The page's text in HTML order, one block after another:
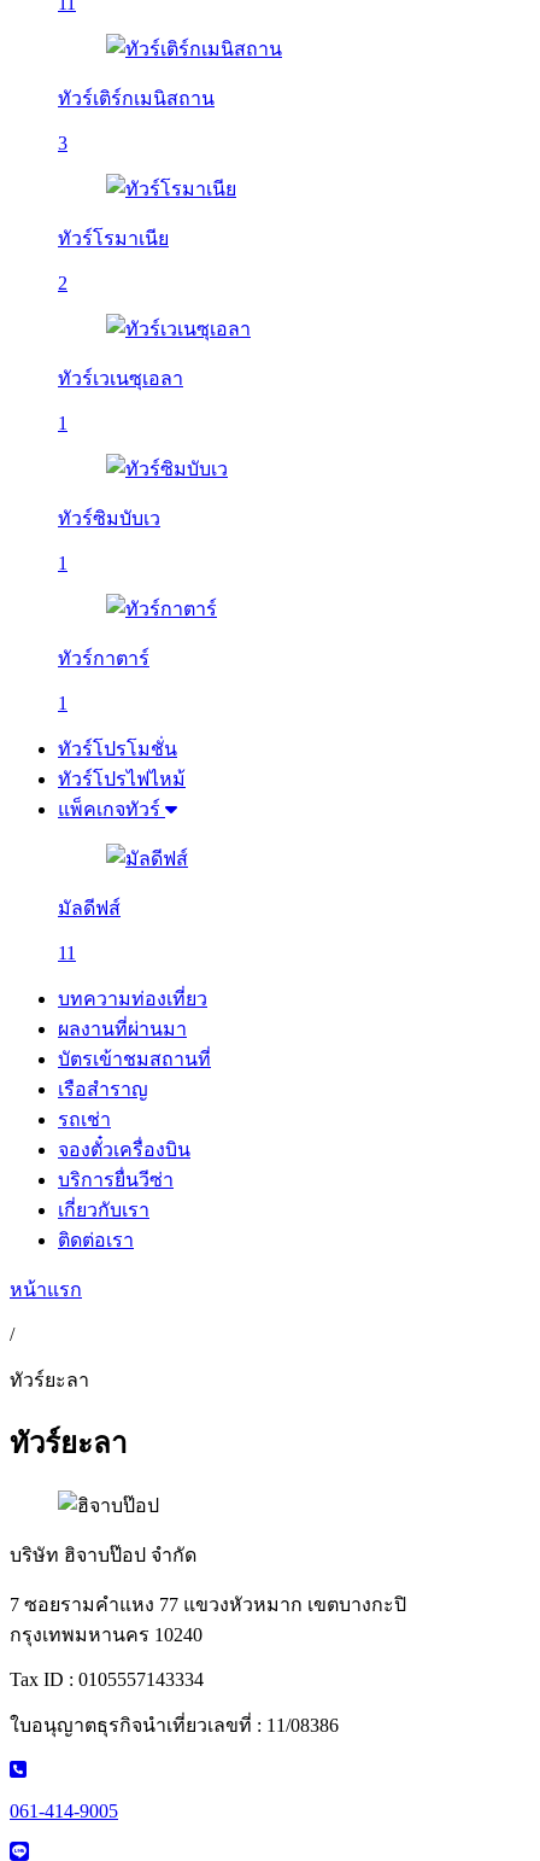
ทัวร์เติร์กเมนิสถาน
3
ทัวร์โรมาเนีย
2
ทัวร์เวเนซุเอลา
1
ทัวร์ซิมบับเว
1
ทัวร์กาตาร์
1
ทัวร์โปรโมชั่น
ทัวร์โปรไฟไหม้
แพ็คเกจทัวร์
มัลดีฟส์
11
บทความท่องเที่ยว
ผลงานที่ผ่านมา
บัตรเข้าชมสถานที่
เรือสำราญ
รถเช่า
จองตั๋วเครื่องบิน
บริการยื่นวีซ่า
เกี่ยวกับเรา
ติดต่อเรา
หน้าแรก
/
ทัวร์ยะลา
ทัวร์ยะลา
บริษัท ฮิจาบป๊อป จำกัด
7 ซอยรามคำแหง 77 แขวงหัวหมาก เขตบางกะปิ
กรุงเทพมหานคร 10240
Tax ID : 0105557143334
ใบอนุญาตธุรกิจนำเที่ยวเลขที่ : 11/08386
061-414-9005